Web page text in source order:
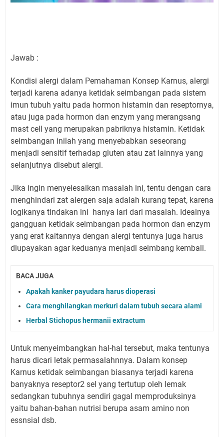
Jawab :
Kondisi alergi dalam Pemahaman Konsep Karnus, alergi
terjadi karena adanya ketidak seimbangan pada sistem
imun tubuh yaitu pada hormon histamin dan reseptornya,
atau juga pada hormon dan enzym yang merangsang
mast cell yang merupakan pabriknya histamin. Ketidak
seimbangan inilah yang menyebabkan seseorang
menjadi sensitif terhadap gluten atau zat lainnya yang
selanjutnya disebut alergi.
Jika ingin menyelesaikan masalah ini, tentu dengan cara
menghindari zat alergen saja adalah kurang tepat, karena
logikanya tindakan ini hanya lari dari masalah. Idealnya
gangguan ketidak seimbangan pada hormon dan enzym
yang erat kaitannya dengan alergi tentunya juga harus
diupayakan agar keduanya menjadi seimbang kembali.
BACA JUGA
Apakah kanker payudara harus dioperasi
Cara menghilangkan merkuri dalam tubuh secara alami
Herbal Stichopus hermanii extractum
Untuk menyeimbangkan hal-hal tersebut, maka tentunya
harus dicari letak permasalahnnya. Dalam konsep
Karnus ketidak seimbangan biasanya terjadi karena
banyaknya reseptor2 sel yang tertutup oleh lemak
sedangkan tubuhnya sendiri gagal memproduksinya
yaitu bahan-bahan nutrisi berupa asam amino non
essnsial dsb.